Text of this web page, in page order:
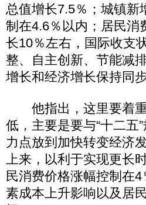
总值增长7.5％；城镇新
制在4.6％以内；居民消
长10％左右，国际收支
整、自主创新、节能减
增长和经济增长保持同步
他指出，这里要着重
低，主要是要与“十二五
力点放到加快转变经济
上来，以利于实现更长
民消费价格涨幅控制在
素成本上升影响以及居